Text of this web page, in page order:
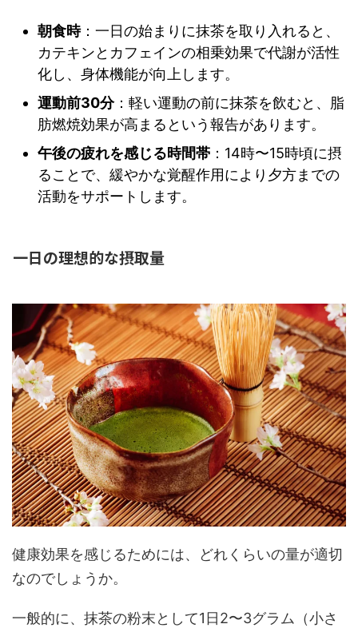
朝食時：一日の始まりに抹茶を取り入れると、
カテキンとカフェインの相乗効果で代謝が活性
化し、身体機能が向上します。
運動前30分：軽い運動の前に抹茶を飲むと、脂
肪燃焼効果が高まるという報告があります。
午後の疲れを感じる時間帯 ：14時〜15時頃に摂
ることで、緩やかな覚醒作用により夕方までの
活動をサポートします。
一日の理想的な摂取量
健康効果を感じるためには、どれくらいの量が適切
なのでしょうか。
一般的に、抹茶の粉末として1日2〜3グラム（小さ